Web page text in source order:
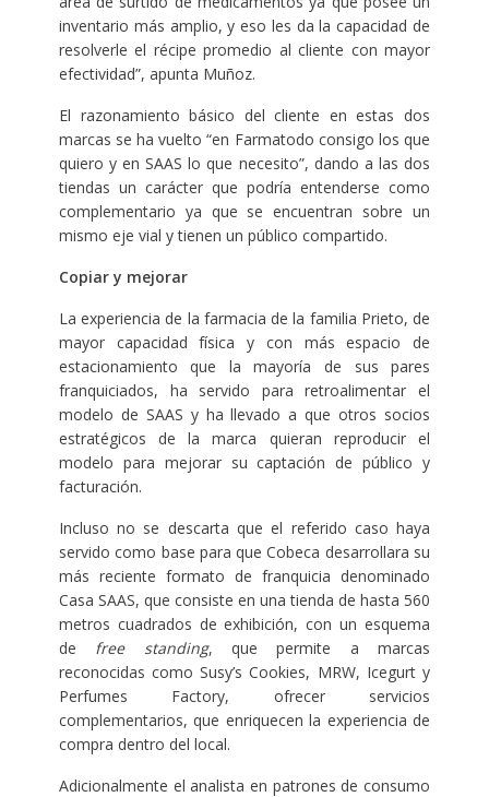
inventario más amplio, y eso les da la capacidad de
resolverle el récipe promedio al cliente con mayor
efectividad”, apunta Muñoz.
El razonamiento básico del cliente en estas dos
marcas se ha vuelto “en Farmatodo consigo los que
quiero y en SAAS lo que necesito”, dando a las dos
tiendas un carácter que podría entenderse como
complementario ya que se encuentran sobre un
mismo eje vial y tienen un público compartido.
Copiar y mejorar
La experiencia de la farmacia de la familia Prieto, de
mayor capacidad física y con más espacio de
estacionamiento que la mayoría de sus pares
franquiciados, ha servido para retroalimentar el
modelo de SAAS y ha llevado a que otros socios
estratégicos de la marca quieran reproducir el
modelo para mejorar su captación de público y
facturación.
Incluso no se descarta que el referido caso haya
servido como base para que Cobeca desarrollara su
más reciente formato de franquicia denominado
Casa SAAS, que consiste en una tienda de hasta 560
metros cuadrados de exhibición, con un esquema
de free standing, que permite a marcas
reconocidas como Susy’s Cookies, MRW, Icegurt y
Perfumes Factory, ofrecer servicios
complementarios, que enriquecen la experiencia de
compra dentro del local.
Adicionalmente el analista en patrones de consumo